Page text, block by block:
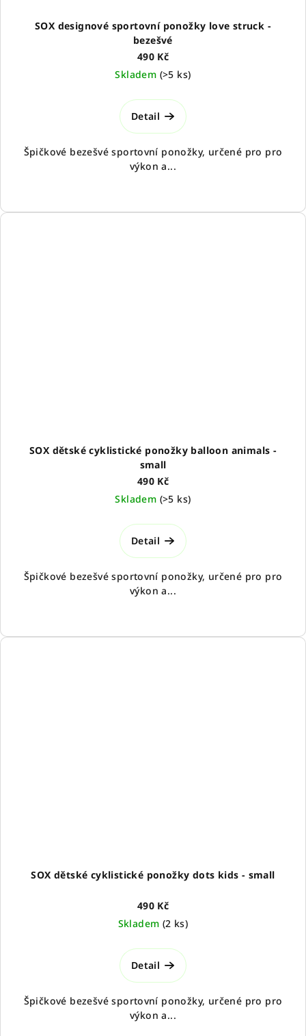
SOX designové sportovní ponožky love struck -
bezešvé
490 Kč
Skladem (>5 ks)
Detail
Špičkové bezešvé sportovní ponožky, určené pro pro
výkon a...
SOX dětské cyklistické ponožky balloon animals -
small
490 Kč
Skladem (>5 ks)
Detail
Špičkové bezešvé sportovní ponožky, určené pro pro
výkon a...
SOX dětské cyklistické ponožky dots kids - small
490 Kč
Skladem (2 ks)
Detail
Špičkové bezešvé sportovní ponožky, určené pro pro
výkon a...